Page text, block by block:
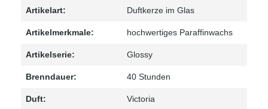
Artikelart: Duftkerze im Glas
Artikelmerkmale: hochwertiges Paraffinwachs
Artikelserie: Glossy
Brenndauer: 40 Stunden
Duft: Victoria